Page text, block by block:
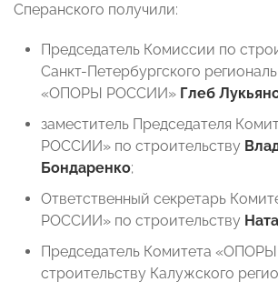
Сперанского получили:
Председатель Комиссии по
Санкт-Петербургского
«ОПОРЫ РОССИИ» Глеб
заместитель Председателя
РОССИИ» по строительству
Бондаренко;
Ответственный секретарь
РОССИИ» по строительству
Председатель Комитета
строительству Калужского